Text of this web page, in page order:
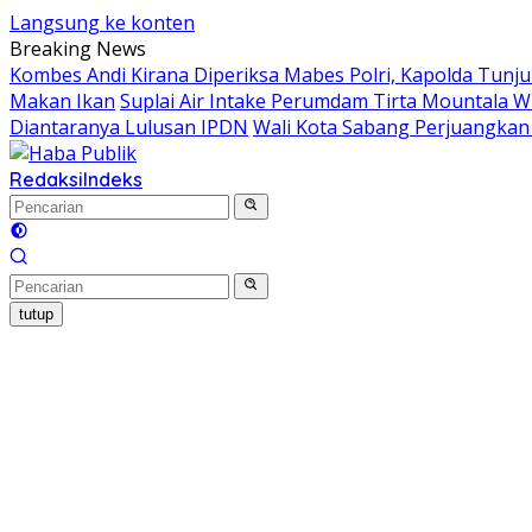
Langsung ke konten
Breaking News
Kombes Andi Kirana Diperiksa Mabes Polri, Kapolda
Makan Ikan Suplai Air Intake Perumdam Tirta Mountala
Diantaranya Lulusan IPDN Wali Kota Sabang
RedaksiIndeks
tutup